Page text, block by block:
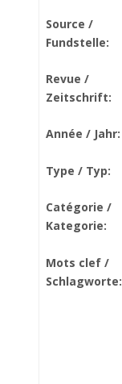
Source /
Fundstelle:
Revue /
Zeitschrift:
Année / Jahr:
Type / Typ:
Catégorie /
Kategorie:
Mots clef /
Schlagworte: